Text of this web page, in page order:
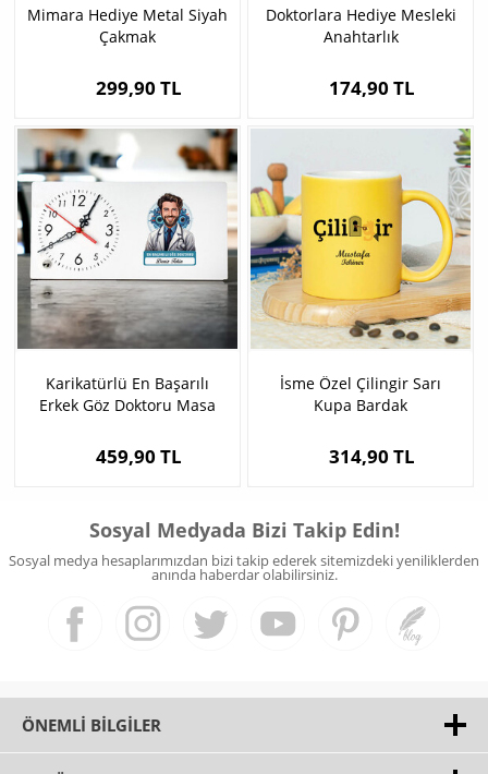
Mimara Hediye Metal Siyah
Çakmak
299,90 TL
Doktorlara Hediye Mesleki
Anahtarlık
174,90 TL
Karikatürlü En Başarılı
Erkek Göz Doktoru Masa
459,90 TL
İsme Özel Çilingir Sarı
Kupa Bardak
314,90 TL
Sosyal Medyada Bizi Takip Edin!
Sosyal medya hesaplarımızdan bizi takip ederek sitemizdeki yeniliklerden
anında haberdar olabilirsiniz.
ÖNEMLI BILGILER